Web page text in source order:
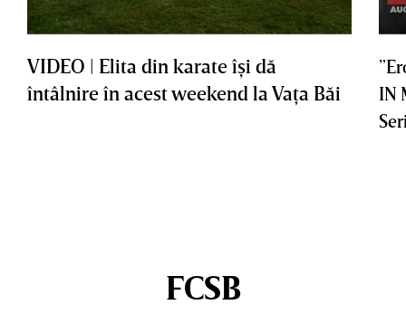
VIDEO | Elita din karate îşi dă
întâlnire în acest weekend la Vaţa Băi
IN
FCSB